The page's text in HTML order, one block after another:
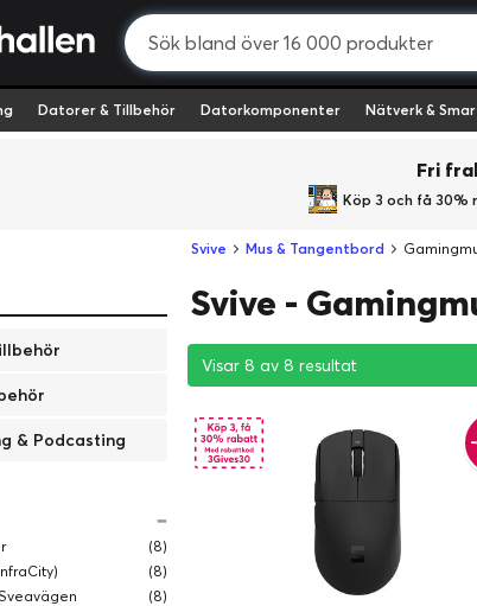
Datorer & Tillbehör Datorkomponenter Nätverk &
Fri
Köp 3 och få 30%
& Podcasting
(8)
(8)
(8)
Svive Mus & Tangentbord
Svive -
Visar 8 av 8 resultat
Visar 8 av 8 resultat
Visar 8 av 8 resultat